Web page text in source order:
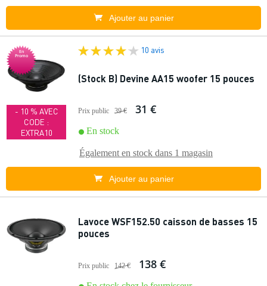
Ajouter au panier
En
Promo
- 10 % AVEC
CODE :
EXTRA10
10 avis
(Stock B) Devine AA15 woofer 15 pouces
Prix public 39 € 31 €
En stock
Également en stock dans 1 magasin
Ajouter au panier
Lavoce WSF152.50 caisson de basses 15
pouces
Prix public 142 € 138 €